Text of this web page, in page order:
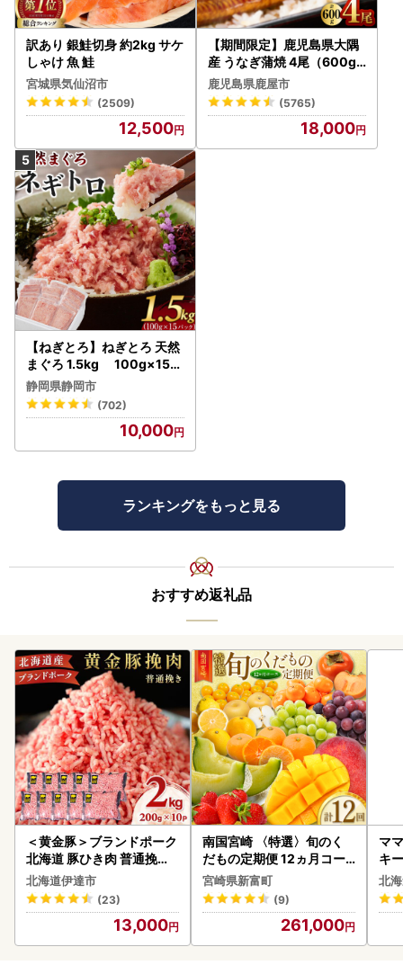
訳あり 銀鮭切身 約2kg サケ
しゃけ 魚 鮭
宮城県気仙沼市
(2509)
12,500
【期間限定】鹿児島県大隅
産 うなぎ蒲焼 4尾（600g
） KN007-004-04-cp18
うなぎ 鰻 魚 惣菜 総菜
鹿児島県鹿屋市
(5765)
18,000
【ねぎとろ】ねぎとろ 天然
まぐろ 1.5kg 100g×15パ
ック
静岡県静岡市
(702)
10,000
ランキングをもっと見る
おすすめ返礼品
＜黄金豚＞ブランドポーク
北海道 豚ひき肉 普通挽き
200g 10パック 計2kg
北海道伊達市
(23)
13,000
南国宮崎 〈特選〉旬のく
だもの定期便 12ヵ月コー
ス【F84-25】
宮崎県新富町
(9)
261,000
マ
キ
ズ
0
北